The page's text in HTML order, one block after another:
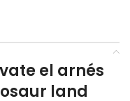
el arnés
land